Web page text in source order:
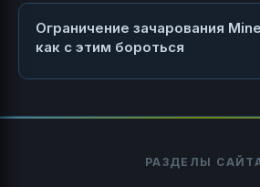
Ограничение зачарования
как с этим бороться
РАЗДЕЛЫ